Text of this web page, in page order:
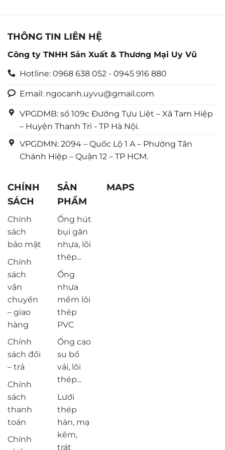
THÔNG TIN LIÊN HỆ
Công ty TNHH Sản Xuất & Thương Mại Uy Vũ
Hotline: 0968 638 052 - 0945 916 880
Email: ngocanh.uyvu@gmail.com
VPGDMB: số 109c Đường Tựu Liệt – Xã Tam Hiệp
– Huyện Thanh Trì - TP Hà Nội.
VPGDMN: 2094 – Quốc Lộ 1 A – Phường Tân
Chánh Hiệp – Quận 12 – TP HCM.
CHÍNH
SÁCH
Chính
sách
bảo mật
Chính
sách
vận
chuyển
– giao
hàng
Chính
sách đổi
– trả
Chính
sách
thanh
toán
Chính
SẢN
PHẨM
Ống hút
bụi gân
nhựa, lõi
thép...
Ống
nhựa
mềm lõi
thép
PVC
Ống cao
su bố
vải, lõi
thép...
Lưới
thép
hàn, mạ
kẽm,
trát
MAPS